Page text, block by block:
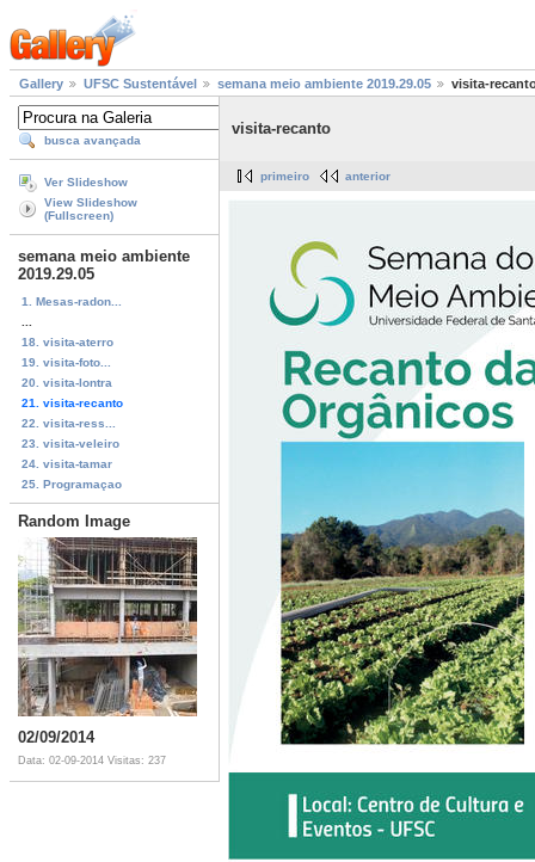
Gallery UFSC Sustentável semana meio ambiente 2019.29.05 visita-
busca avançada
Ver Slideshow
View Slideshow
(Fullscreen)
semana meio ambiente
2019.29.05
1. Mesas-radon...
18. visita-aterro
19. visita-foto...
20. visita-lontra
21. visita-recanto
22. visita-ress...
23. visita-veleiro
24. visita-tamar
25. Programaçao
Random Image
02/09/2014
Data: 02-09-2014 Visitas: 237
visita-recanto
primeiro anterior